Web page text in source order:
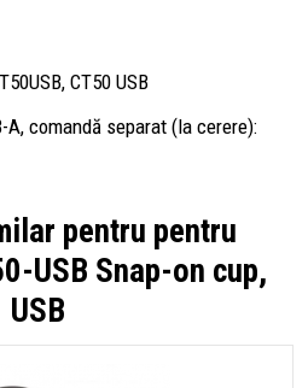
CT50 USB
A, comandă separat (la cerere):
pentru pentru
USB Snap-on cup,
USB